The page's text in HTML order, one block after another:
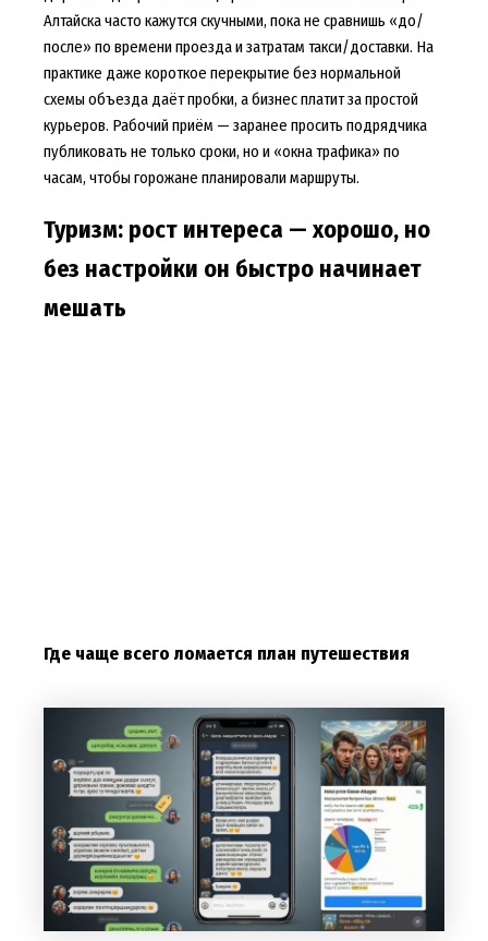
Алтайска часто кажутся скучными, пока не сравнишь «до/
после» по времени проезда и затратам такси/доставки. На
практике даже короткое перекрытие без нормальной
схемы объезда даёт пробки, а бизнес платит за простой
курьеров. Рабочий приём — заранее просить подрядчика
публиковать не только сроки, но и «окна трафика» по
часам, чтобы горожане планировали маршруты.
Туризм: рост интереса — хорошо, но
без настройки он быстро начинает
мешать
Где чаще всего ломается план путешествия